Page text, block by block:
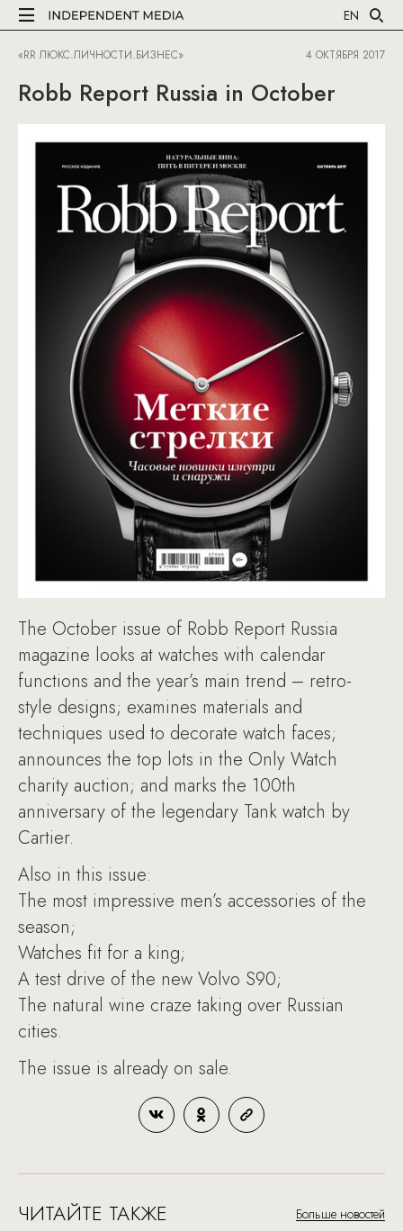
EN
«RR ЛЮКС.ЛИЧНОСТИ.БИЗНЕС» 4 ОКТЯБРЯ 2017
Robb Report Russia in October
The October issue of Robb Report Russia
magazine looks at watches with calendar
functions and the year’s main trend – retro-
style designs; examines materials and
techniques used to decorate watch faces;
announces the top lots in the Only Watch
charity auction; and marks the 100th
anniversary of the legendary Tank watch by
Cartier.
Also in this issue:
The most impressive men’s accessories of the
season;
Watches fit for a king;
A test drive of the new Volvo S90;
The natural wine craze taking over Russian
cities.
The issue is already on sale.
ЧИТАЙТЕ ТАКЖЕ Больше новостей